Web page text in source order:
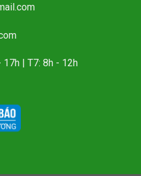
17h | T7: 8h - 12h